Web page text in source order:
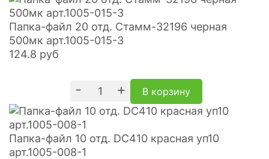
Папка-файл 20 отд. Стамм-32196 черная
500мк арт.1005-015-3
124.8 руб
- + В корзину
Папка-файл 10 отд. DC410 красная уп10
арт.1005-008-1